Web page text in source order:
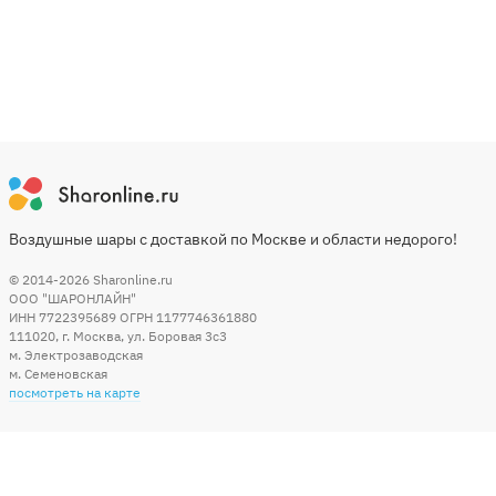
Воздушные шары с доставкой по Москве и области недорого!
© 2014-2026 Sharonline.ru
ООО "ШАРОНЛАЙН"
ИНН 7722395689 ОГРН 1177746361880
111020, г. Москва, ул. Боровая 3c3
м. Электрозаводская
м. Семеновская
посмотреть на карте